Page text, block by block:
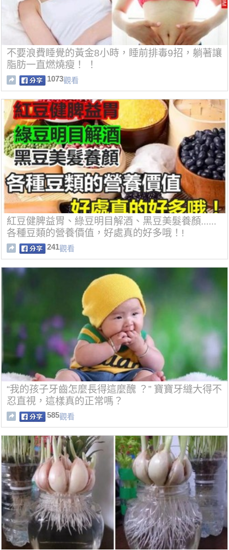
不要浪費睡覺的黃金8小時，睡前排毒9招，躺著讓
脂肪一直燃燒瘦！ ！
1073觀看
紅豆健脾益胃、綠豆明目解酒、黑豆美髮養顏......
各種豆類的營養價值，好處真的好多哦！!
241觀看
“我的孩子牙齒怎麼長得這麼醜 ？” 寶寶牙縫大得不
忍直視，這樣真的正常嗎？
585觀看